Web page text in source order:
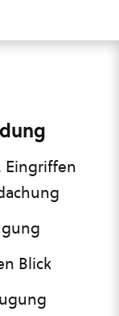
Eingriffen
Blick